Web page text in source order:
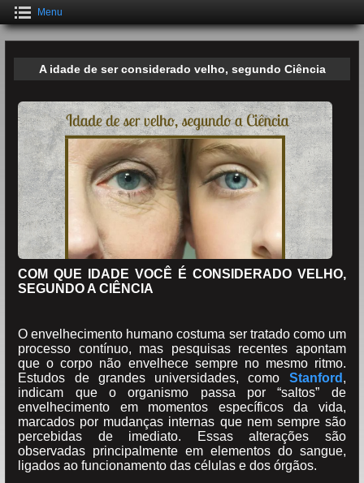
Menu
A idade de ser considerado velho, segundo Ciência
COM QUE IDADE VOCÊ É CONSIDERADO VELHO,
SEGUNDO A CIÊNCIA
O envelhecimento humano costuma ser tratado como um
processo contínuo, mas pesquisas recentes apontam
que o corpo não envelhece sempre no mesmo ritmo.
Estudos de grandes universidades, como Stanford ,
indicam que o organismo passa por “saltos” de
envelhecimento em momentos específicos da vida,
marcados por mudanças internas que nem sempre são
percebidas de imediato. Essas alterações são
observadas principalmente em elementos do sangue,
ligados ao funcionamento das células e dos órgãos.